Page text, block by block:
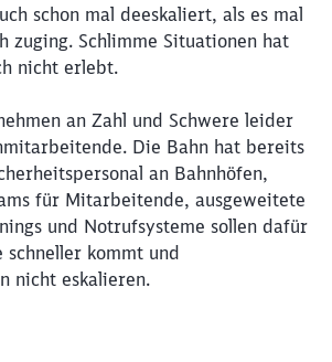
schon mal deeskaliert, als es mal
zuging. Schlimme Situationen hat
nicht erlebt.
an Zahl und Schwere leider
Die Bahn hat bereits
an Bahnhöfen,
für Mitarbeitende, ausgeweitete
und Notrufsysteme sollen dafür
schneller kommt und
nicht eskalieren.